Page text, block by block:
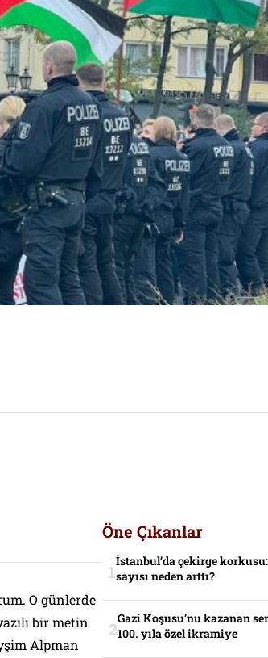
O günlerde
bir metin
Alpman
Öne Çıkanlar
İstanbul’da çekirge
sayısı neden arttı?
Gazi Koşusu’nu kazanan
100. yıla özel ikramiye